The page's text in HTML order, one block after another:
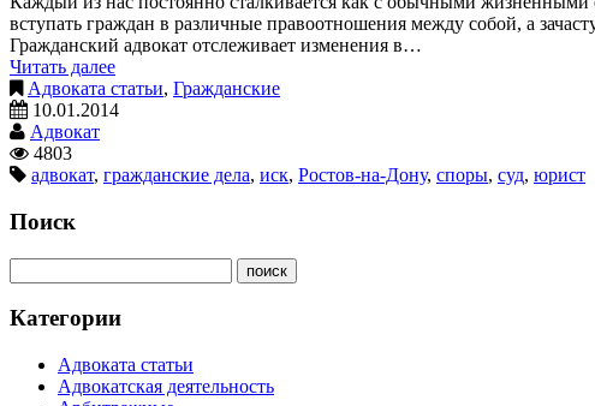
вступать граждан в различные правоотношения между собой, а
Гражданский адвокат отслеживает изменения в…
Читать далее
Адвоката статьи, Гражданские
10.01.2014
Адвокат
4803
адвокат, гражданские дела, иск, Ростов-на-Дону, споры, суд, юрист
Поиск
Категории
Адвоката статьи
Адвокатская деятельность